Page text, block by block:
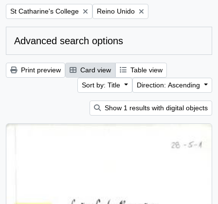
Remove filter:
St Catharine's College Remove filter:
Reino Unido
Advanced search options
Print preview Card view
Table view
Sort by: Title
Direction: Ascending
Show 1 results with digital objects